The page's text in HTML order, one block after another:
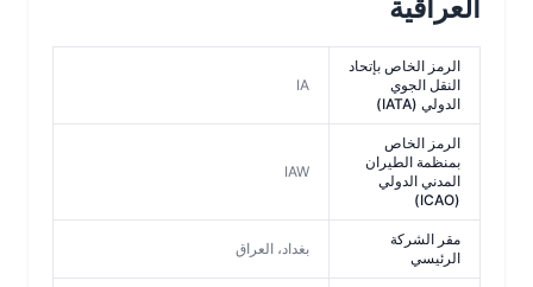
العراقية
الرمز الخاص بإتحاد
النقل الجوي
الدولي (IATA)
الرمز الخاص
بمنظمة الطيران
المدني الدولي
مقر الشركة
الرئيسي
بغداد، العراق